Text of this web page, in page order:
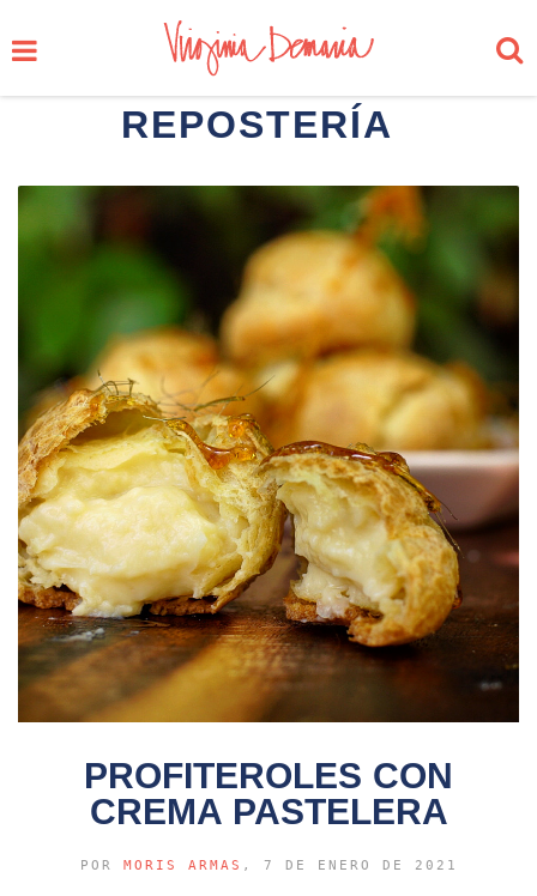
REPOSTERÍA
PROFITEROLES CON
CREMA PASTELERA
POR MORIS ARMAS , 7 DE ENERO DE 2021